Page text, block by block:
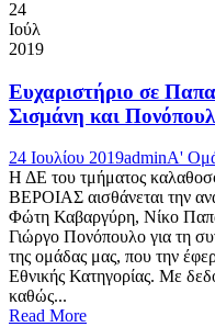
24
Ιούλ
2019
Ευχαριστήριο σε
Σισμάνη και
24 Ιουλίου 2019adminΑ'
Η ΔΕ του τμήματος
ΒΕΡΟΙΑΣ αισθάνεται την
Φώτη Καβαργύρη, Νίκο
Γιώργο Πονόπουλο για τη
της ομάδας μας, που την
Εθνικής Κατηγορίας. Με
καθώς...
Read More